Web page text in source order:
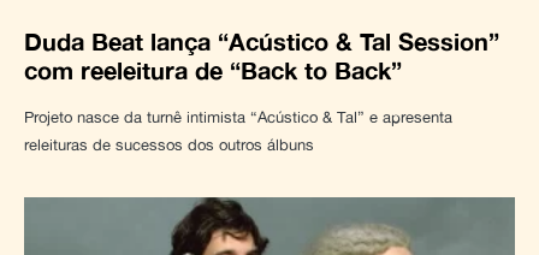
Duda Beat lança “Acústico & Tal Session”
com reeleitura de “Back to Back”
Projeto nasce da turnê intimista “Acústico & Tal” e apresenta
releituras de sucessos dos outros álbuns